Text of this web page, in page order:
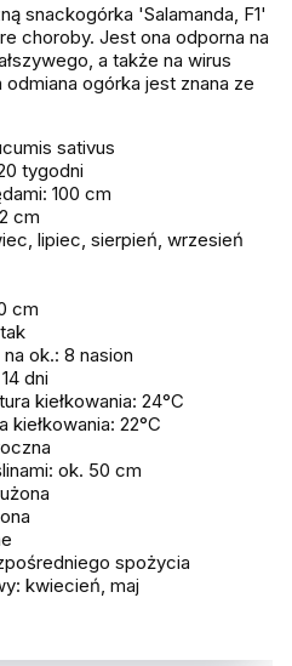
snackogórka 'Salamanda, F1'
choroby. Jest ona odporna na
a także na wirus
ogórka jest znana ze
sativus
tygodni
100 cm
cm
lipiec, sierpień, wrzesień
cm
ok.: 8 nasion
dni
kiełkowania: 24°C
kiełkowania: 22°C
ok. 50 cm
spożycia
kwiecień, maj